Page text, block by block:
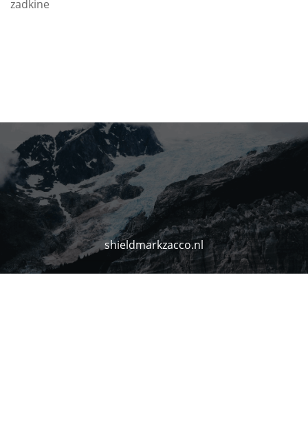
zadkine
shieldmarkzacco.nl